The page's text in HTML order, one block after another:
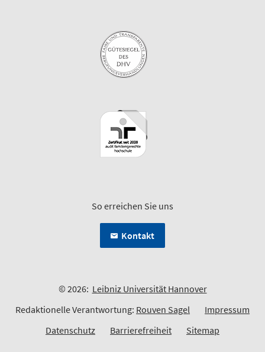
So erreichen Sie uns
Kontakt
© 2026: Leibniz Universität Hannover
Redaktionelle Verantwortung: Rouven Sagel
Impressum
Datenschutz
Barrierefreiheit Sitemap